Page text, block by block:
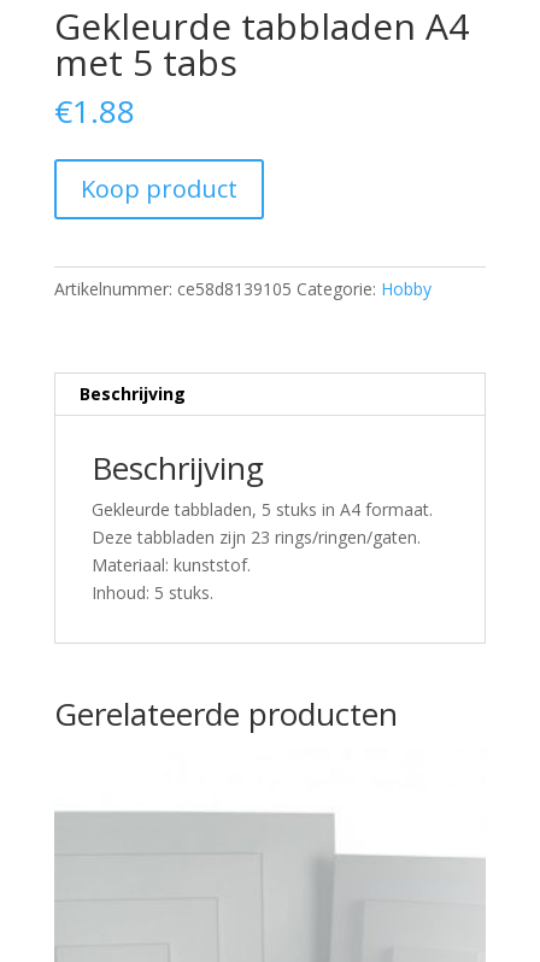
Gekleurde tabbladen A4
met 5 tabs
€1.88
Koop product
Artikelnummer: ce58d8139105 Categorie: Hobby
Beschrijving
Beschrijving
Gekleurde tabbladen, 5 stuks in A4 formaat.
Deze tabbladen zijn 23 rings/ringen/gaten.
Materiaal: kunststof.
Inhoud: 5 stuks.
Gerelateerde producten